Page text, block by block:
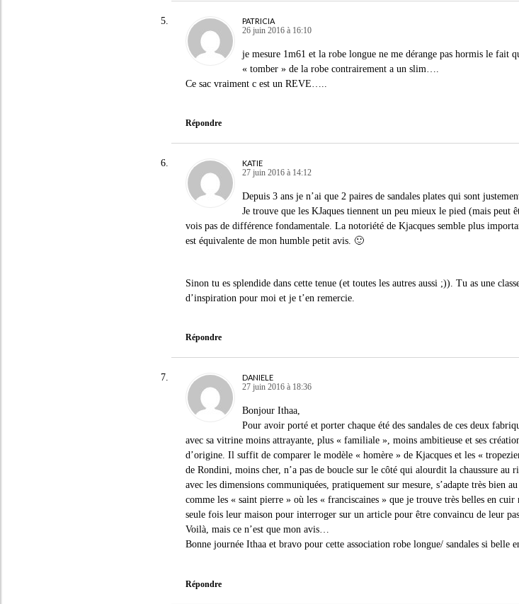
PATRICIA
26 juin 2016 à 16:10
je mesure 1m61 et la robe longue ne me dérange pas hormis le fait
« tomber » de la robe contrairement a un slim….
Ce sac vraiment c est un REVE…..
Répondre
KATIE
27 juin 2016 à 14:12
Depuis 3 ans je n’ai que 2 paires de sandales plates qui sont
Je trouve que les KJaques tiennent un peu mieux le pied (mais peut
vois pas de différence fondamentale. La notoriété de Kjacques semble plus
est équivalente de mon humble petit avis. 🙂
Sinon tu es splendide dans cette tenue (et toutes les autres aussi ;)). Tu as une
d’inspiration pour moi et je t’en remercie.
Répondre
DANIELE
27 juin 2016 à 18:36
Bonjour Ithaa,
Pour avoir porté et porter chaque été des sandales de ces deux
avec sa vitrine moins attrayante, plus « familiale », moins ambitieuse et ses
d’origine. Il suffit de comparer le modèle « homère » de Kjacques et les «
de Rondini, moins cher, n’a pas de boucle sur le côté qui alourdit la chaussure au
avec les dimensions communiquées, pratiquement sur mesure, s’adapte très bien
comme les « saint pierre » où les « franciscaines » que je trouve très belles en
seule fois leur maison pour interroger sur un article pour être convaincu de leur
Voilà, mais ce n’est que mon avis…
Bonne journée Ithaa et bravo pour cette association robe longue/ sandales si belle
Répondre